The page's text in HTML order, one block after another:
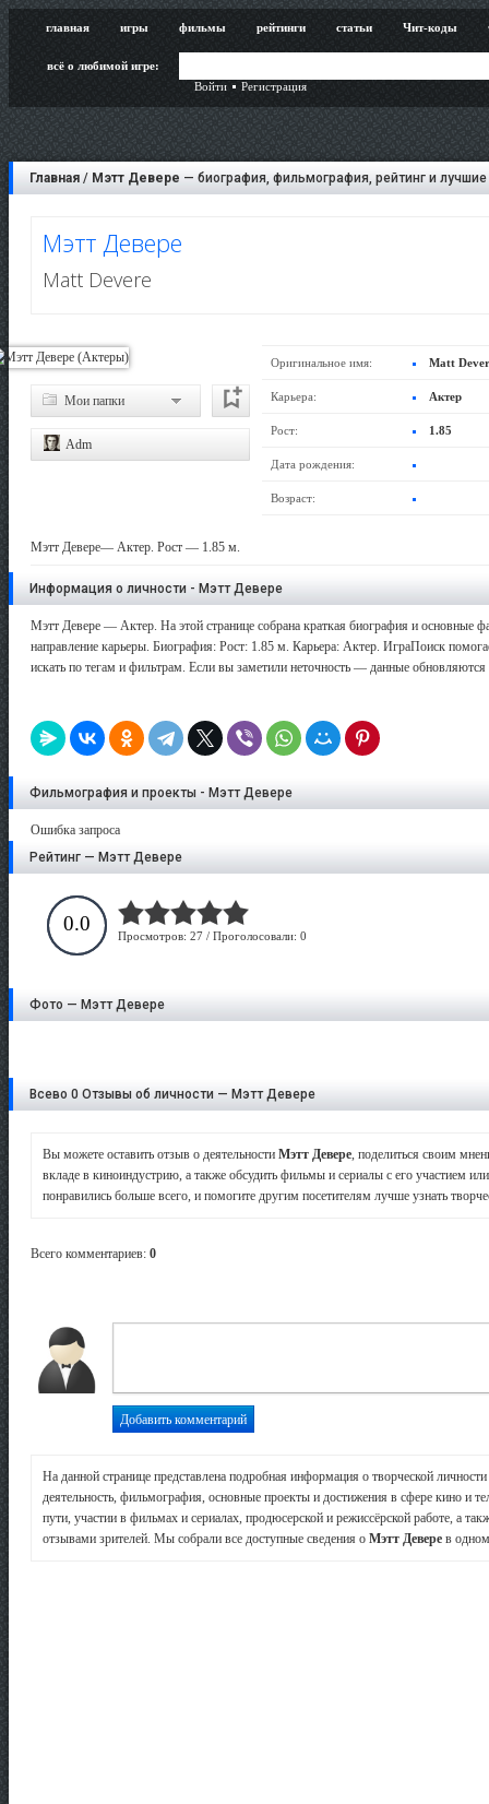
главная игры фильмы рейтинги статьи Чит-коды
всё о любимой игре:
Войти
Регистрация
Главная / Мэтт Девере — биография, фильмография, рейтинг и
Мэтт Девере
Matt Devere
Мои папки
Adm
Оригинальное имя: Matt
Карьера: Актер
Рост: 1.85
Дата рождения:
Возраст:
Мэтт Девере— Актер. Рост — 1.85 м.
Информация о личности - Мэтт Девере
Мэтт Девере — Актер. На этой странице собрана краткая биография и основные
направление карьеры. Биография: Рост: 1.85 м. Карьера: Актер. ИграПоиск
искать по тегам и фильтрам. Если вы заметили неточность — данные
Фильмография и проекты - Мэтт Девере
Ошибка запроса
Рейтинг — Мэтт Девере
0.0
Просмотров: 27 / Проголосовали: 0
Фото — Мэтт Девере
Всево 0 Отзывы об личности — Мэтт Девере
Вы можете оставить отзыв о деятельности Мэтт Девере, поделиться своим
вкладе в киноиндустрию, а также обсудить фильмы и сериалы с его участием
понравились больше всего, и помогите другим посетителям лучше узнать
Всего комментариев: 0
На данной странице представлена подробная информация о творческой личности
деятельность, фильмография, основные проекты и достижения в сфере кино и
пути, участии в фильмах и сериалах, продюсерской и режиссёрской работе, а
отзывами зрителей. Мы собрали все доступные сведения о Мэтт Девере в